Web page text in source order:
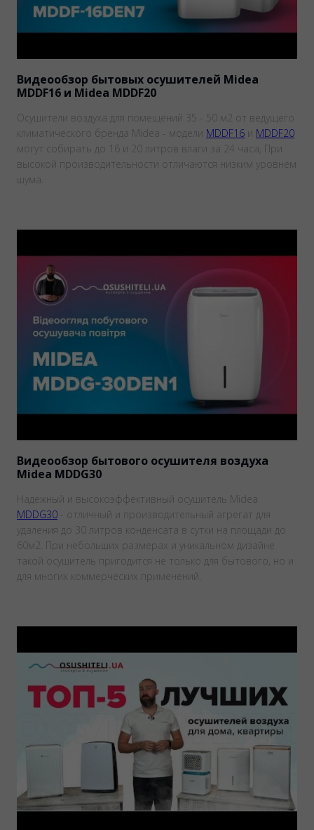
Видеообзор бытовых осушителей Midea
MDDF16 и Midea MDDF20
Осушители воздуха для помещений 35 - 50 м2 от ведущего
климатического бренда Midea - модели MDDF16 и MDDF20
могут собирать до 16 и 20 литров влаги за 24 часа, При
высокой производительности отличаются низким уровнем
шума.
Видеообзор бытового осушителя воздуха
Midea MDDG30
Надежный и высокоэффективный осушитель Midea
MDDG30 - отличный и производительный агрегат для
удаления до 30 литров конденсата в сутки на площади до
60м2. При небольших размерах и уникальном дизайне
такой осушитель пригодится не только для бытового, но и
для многих коммерческих применений.